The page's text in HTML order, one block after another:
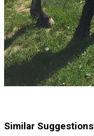
Similar Suggestions